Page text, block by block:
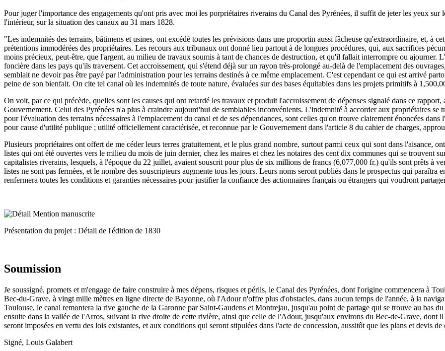
Pour juger l'importance des engagements qu'ont pris avec moi les porpriétaires riverains du Canal des Pyrénées, il suffit de jeter les yeux
l'intérieur, sur la situation des canaux au 31 mars 1828.
"Les indemnités des terrains, bâtimens et usines, ont excédé toutes les prévisions dans une proportin aussi fâcheuse qu'extraordinaire, et, à
prétentions immodérées des propriétaires. Les recours aux tribunaux ont donné lieu partout à de longues procédures, qui, aux sacrifices
moins précieux, peut-être, que l'argent, au milieu de travaux soumis à tant de chances de destruction, et qu'il fallait interrompre ou ajourner.
foncière dans les pays qu'ils traversent. Cet accroissement, qui s'étend déjà sur un rayon très-prolongé au-delà de l'emplacement des
semblait ne devoir pas être payé par l'administration pour les terrains destinés à ce même emplacement. C'est cependant ce qui est arrivé
peine de son bienfait. On cite tel canal où les indemnités de toute nature, évaluées sur des bases équitables dans les projets primitifs à
On voit, par ce qui précède, quelles sont les causes qui ont retardé les travaux et produit l'accroissement de dépenses signalé dans ce
Gouvernement. Celui des Pyrénées n'a plus à craindre aujourd'hui de semblables inconvénients. L'indemnité à accorder aux propriétaires se
pour l'évaluation des terrains nécessaires à l'emplacement du canal et de ses dépendances, sont celles qu'on trouve clairement énoncées
pour cause d'utilité publique ; utilité officiellement caractérisée, et reconnue par le Gouvernement dans l'article 8 du cahier de charges,
Plusieurs propriétaires ont offert de me céder leurs terres gratuitement, et le plus grand nombre, surtout parmi ceux qui sont dans l'aisance,
listes qui ont été ouvertes vers le milieu du mois de juin dernier, chez les maires et chez les notaires des cent dix communes qui se trouvent
capitalistes riverains, lesquels, à l'époque du 22 juillet, avaient souscrit pour plus de six millions de francs (6,077,000 fr.) qu'ils sont prêts à
listes ne sont pas fermées, et le nombre des souscripteurs augmente tous les jours. Leurs noms seront publiés dans le prospectus qui
renfermera toutes les conditions et garanties nécessaires pour justifier la confiance des actionnaires français ou étrangers qui voudront
Présentation du projet : Détail de l'édition de 1830
Soumission
Je soussigné, promets et m'engage de faire construire à mes dépens, risques et périls, le Canal des Pyrénées, dont l'origine commencera à
Bec-du-Grave, à vingt mille mètres en ligne directe de Bayonne, où l'Adour n'offre plus d'obstacles, dans aucun temps de l'année, à la
Toulouse, le canal remontera la rive gauche de la Garonne par Saint-Gaudens et Montrejau, jusqu'au point de partage qui se trouve au bas
ensuite dans la vallée de l'Arros, suivant la rive droite de cette rivière, ainsi que celle de l'Adour, jusqu'aux environs du Bec-de-Grave, dont
seront imposées en vertu des lois existantes, et aux conditions qui seront stipulées dans l'acte de concession, aussitôt que les plans et devis
Signé, Louis Galabert